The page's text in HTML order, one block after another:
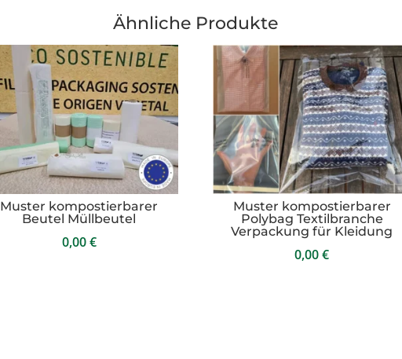
Ähnliche Produkte
Muster kompostierbarer
Beutel Müllbeutel
0,00€
Muster kompostierbarer
Polybag Textilbranche
Verpackung für Kleidung
0,00€